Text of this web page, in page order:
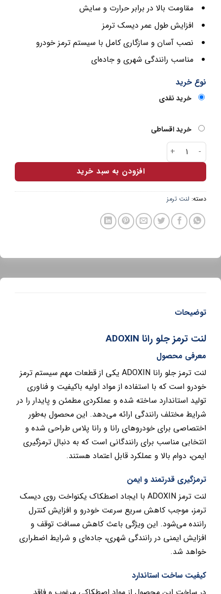
مقاومت بالا در برابر حرارت و سایش
افزایش طول عمر دیسک ترمز
نصب آسان و سازگاری کامل با سیستم ترمز خودرو
مناسب رانندگی شهری و جاده‌ای
نوع خرید
خرید نقدی
خرید اقساطی
لنت جلو رانا ADOXIN عدد
افزودن به سبد خرید
دسته:لنت ترمز
توضیحات
لنت ترمز جلو رانا ADOXIN
معرفی محصول
لنت ترمز جلو رانا ADOXIN یکی از قطعات مهم سیستم ترمز
خودرو است که با استفاده از مواد اولیه باکیفیت و فناوری
تولید استاندارد ساخته شده و عملکردی مطمئن و پایدار را در
شرایط مختلف رانندگی ارائه می‌دهد. این محصول به‌طور
اختصاصی برای خودروهای رانا و رانا پلاس طراحی شده و
انتخابی مناسب برای رانندگانی است که به دنبال ترمزگیری
ایمن، دوام بالا و عملکرد قابل اعتماد هستند.
ترمزگیری قدرتمند و ایمن
لنت ترمز ADOXIN با ایجاد اصطکاک یکنواخت روی دیسک
ترمز، موجب کاهش سریع سرعت خودرو و افزایش کنترل
راننده می‌شود. این ویژگی باعث کاهش مسافت توقف و
افزایش ایمنی در رانندگی شهری، جاده‌ای و شرایط اضطراری
خواهد شد.
کیفیت ساخت استاندارد